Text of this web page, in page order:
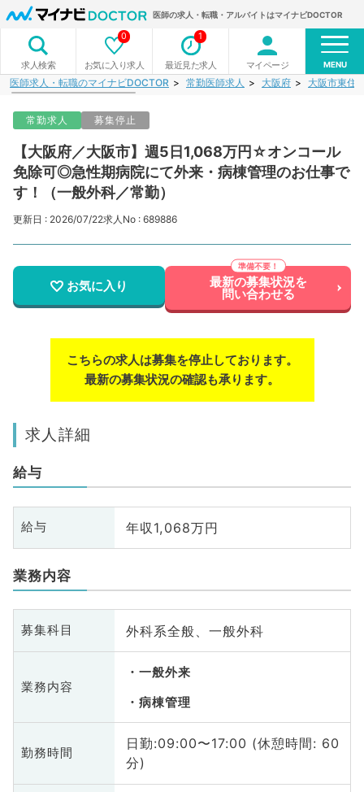
医師の求人・転職・アルバイトはマイナビDOCTOR
求人検索 お気に入り求人
0
最近見た求人
1
マイページ MENU
医師求人・転職のマイナビDOCTOR 常勤医師求人 大阪府 大阪市東住
常勤求人 募集停止
【大阪府／大阪市】週5日1,068万円☆オンコール
免除可◎急性期病院にて外来・病棟管理のお仕事で
す！（一般外科／常勤）
更新日 : 2026/07/22求人No : 689886
お気に入り 最新の募集状況を
問い合わせる
こちらの求人は募集を停止しております。
最新の募集状況の確認も承ります。
求人詳細
給与
給与 年収1,068万円
業務内容
募集科目 外科系全般、一般外科
業務内容
一般外来
病棟管理
勤務時間
日勤:09:00〜17:00 (休憩時間: 60
分)